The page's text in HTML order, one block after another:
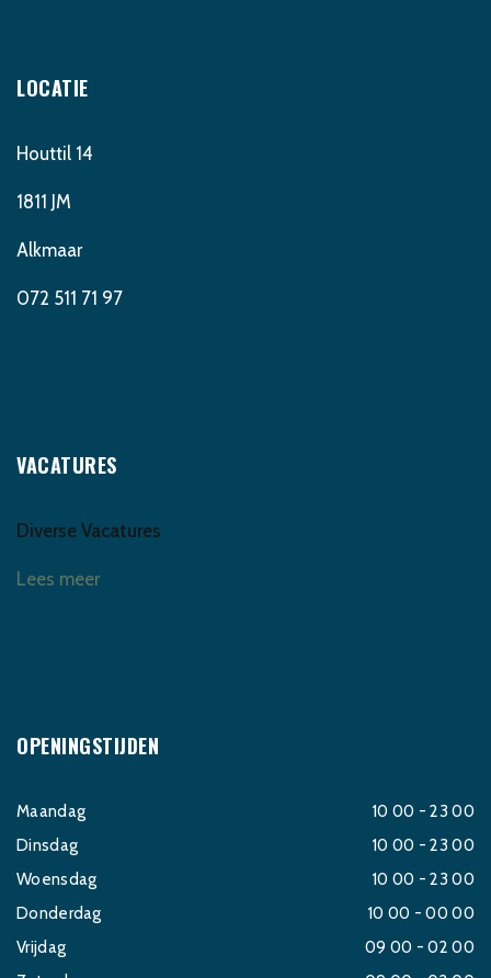
LOCATIE
Houttil 14
1811 JM
Alkmaar
072 511 71 97
VACATURES
Diverse Vacatures
Lees meer
OPENINGSTIJDEN
Maandag
10 00 - 23 00
Dinsdag
10 00 - 23 00
Woensdag
10 00 - 23 00
Donderdag
10 00 - 00 00
Vrijdag
09 00 - 02 00